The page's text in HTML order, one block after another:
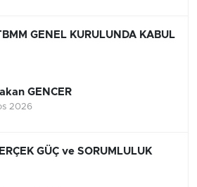
GENEL KURULUNDA KABUL
GENCER
2026
GÜÇ ve SORUMLULUK